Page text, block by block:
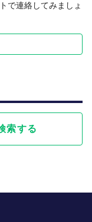
で連絡してみましょ
索する